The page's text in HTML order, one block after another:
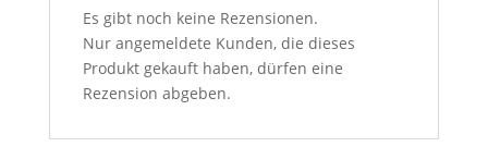
Es gibt noch keine Rezensionen.
Nur angemeldete Kunden, die dieses
Produkt gekauft haben, dürfen eine
Rezension abgeben.